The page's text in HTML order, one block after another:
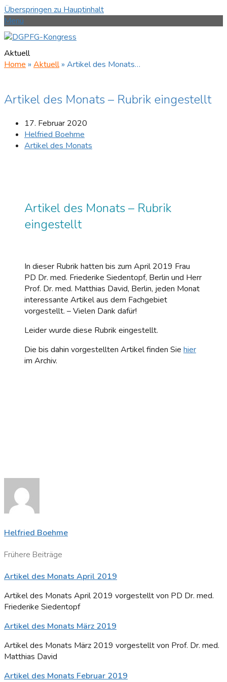
Überspringen zu Hauptinhalt
Menü
Aktuell
Home » Aktuell» Artikel des Monats…
Artikel des Monats – Rubrik eingestellt
17. Februar 2020
Helfried Boehme
Artikel des Monats
Artikel des Monats – Rubrik
eingestellt
In dieser Rubrik hatten bis zum April 2019 Frau
PD Dr. med. Friederike Siedentopf, Berlin und Herr
Prof. Dr. med. Matthias David, Berlin, jeden Monat
interessante Artikel aus dem Fachgebiet
vorgestellt. – Vielen Dank dafür!
Leider wurde diese Rubrik eingestellt.
Die bis dahin vorgestellten Artikel finden Sie hier
im Archiv.
Helfried Boehme
Frühere Beiträge
Artikel des Monats April 2019
Artikel des Monats April 2019 vorgestellt von PD Dr. med.
Friederike Siedentopf
Artikel des Monats März 2019
Artikel des Monats März 2019 vorgestellt von Prof. Dr. med.
Matthias David
Artikel des Monats Februar 2019